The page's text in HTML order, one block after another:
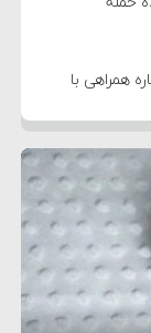
همراهی با
پاسخ به
صادر کرد
گرفته و
کامل
دلیل کمک
پاسخ